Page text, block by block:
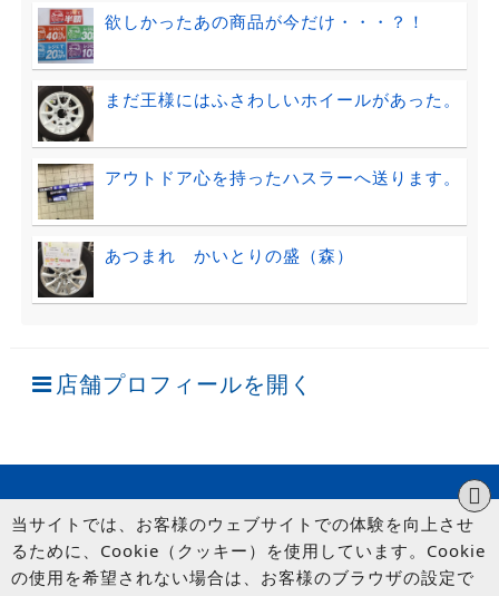
欲しかったあの商品が今だけ・・・？！
まだ王様にはふさわしいホイールがあった。
アウトドア心を持ったハスラーへ送ります。
あつまれ かいとりの盛（森）
店舗プロフィールを開く
当サイトでは、お客様のウェブサイトでの体験を向上させ
るために、Cookie（クッキー）を使用しています。Cookie
の使用を希望されない場合は、お客様のブラウザの設定で